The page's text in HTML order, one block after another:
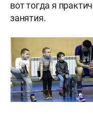
вот тогда я
занятия.